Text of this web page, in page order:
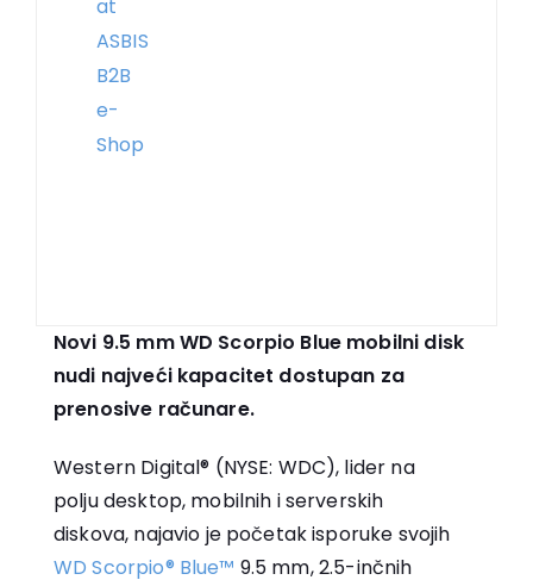
Novi 9.5 mm WD Scorpio Blue mobilni disk
nudi najveći kapacitet dostupan za
prenosive računare.
Western Digital® (NYSE: WDC), lider na
polju desktop, mobilnih i serverskih
diskova, najavio je početak isporuke svojih
WD Scorpio® Blue™ 9.5 mm, 2.5-inčnih